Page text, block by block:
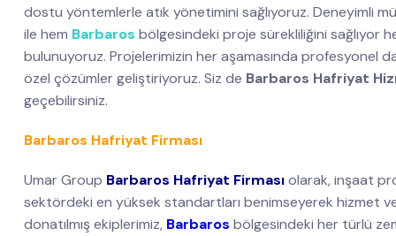
dostu yöntemlerle atık yönetimini sağlıyoruz. Deneyimli
ile hem Barbaros bölgesindeki proje sürekliliğini sağlıyor
bulunuyoruz. Projelerimizin her aşamasında profesyonel
özel çözümler geliştiriyoruz. Siz de Barbaros Hafriyat
geçebilirsiniz.
Barbaros Hafriyat Firması
Umar Group Barbaros Hafriyat Firmasıolarak, inşaat
sektördeki en yüksek standartları benimseyerek hizmet
donatılmış ekiplerimiz, Barbaros bölgesindeki her türlü